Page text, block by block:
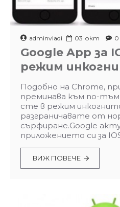
adminvladi 03 окт 0
Google App за
режим
Подобно на Chrome,
преминава към по-
сте в режим
разграничавате от
сърфиране.Google
приложението си за
ВИЖ ПОВЕЧЕ